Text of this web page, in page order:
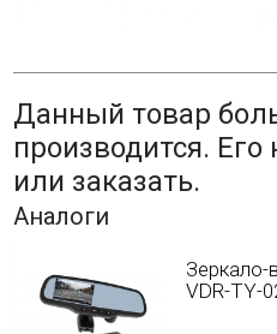
Данный товар
производится. Его
или заказать.
Аналоги
Зеркало-
VDR-TY-